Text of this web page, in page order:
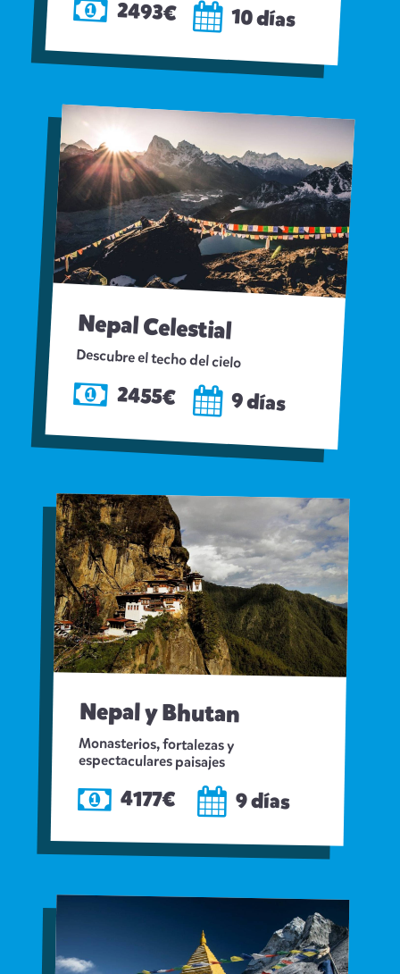
2493€ 10 días
Nepal Celestial
Descubre el techo del cielo
2455€ 9 días
Nepal y Bhutan
Monasterios, fortalezas y
espectaculares paisajes
4177€ 9 días